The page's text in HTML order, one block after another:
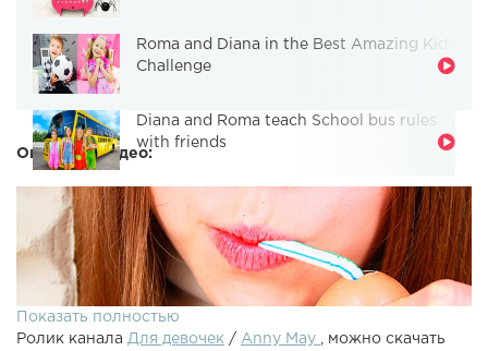
Roma and Diana in the Best Amazing Kids
Challenge
Diana and Roma teach School bus rules
with friends
Описание видео:
Показать полностью
Ролик канала Для девочек / Anny May
, можно скачать